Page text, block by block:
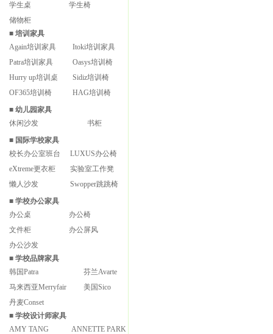
学生桌
学生椅
储物柜
■ 培训家具
Again培训家具
Itoki培训家具
Patra培训家具
Oasys培训椅
Hurry up培训桌
Sidiz培训椅
OF365培训椅
HAG培训椅
■ 幼儿园家具
休闲沙发
书柜
■ 国际学校家具
校长办公室班台
LUXUS办公椅
eXtreme更衣柜
实验室工作凳
懒人沙发
Swopper跳跳椅
■ 学校办公家具
办公桌
办公椅
文件柜
办公屏风
办公沙发
■ 学校品牌家具
韩国Patra
芬兰Avarte
马来西亚Merryfair
美国Sico
丹麦Conset
■ 学校设计师家具
AMY TANG
ANNETTE PARK